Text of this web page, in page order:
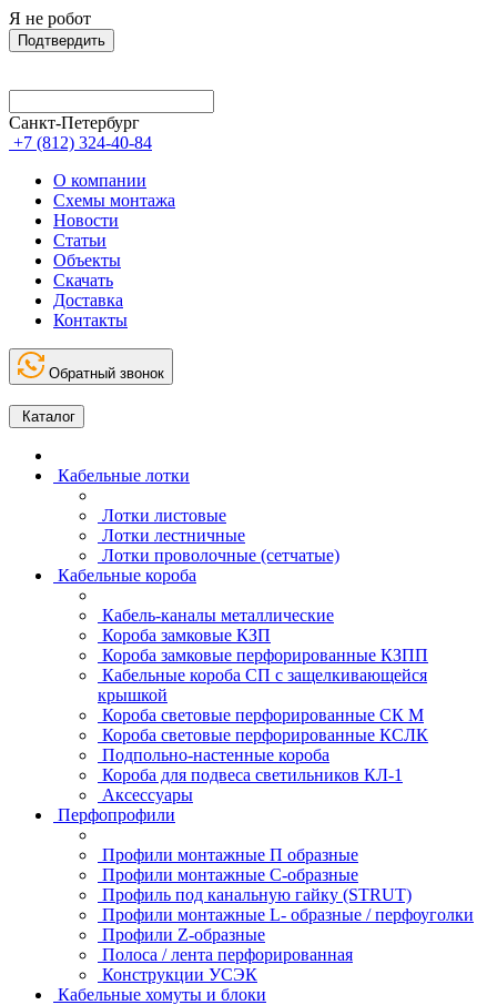
Я не робот
Подтвердить
Санкт-Петербург
+7 (812) 324-40-84
О компании
Схемы монтажа
Новости
Статьи
Объекты
Скачать
Доставка
Контакты
Обратный звонок
Каталог
Кабельные лотки
Лотки листовые
Лотки лестничные
Лотки проволочные (сетчатые)
Кабельные короба
Кабель-каналы металлические
Короба замковые КЗП
Короба замковые перфорированные КЗПП
Кабельные короба СП с защелкивающейся
крышкой
Короба световые перфорированные СК М
Короба световые перфорированные КСЛК
Подпольно-настенные короба
Короба для подвеса светильников КЛ-1
Аксессуары
Перфопрофили
Профили монтажные П образные
Профили монтажные C-образные
Профиль под канальную гайку (STRUT)
Профили монтажные L- образные / перфоуголки
Профили Z-образные
Полоса / лента перфорированная
Конструкции УСЭК
Кабельные хомуты и блоки